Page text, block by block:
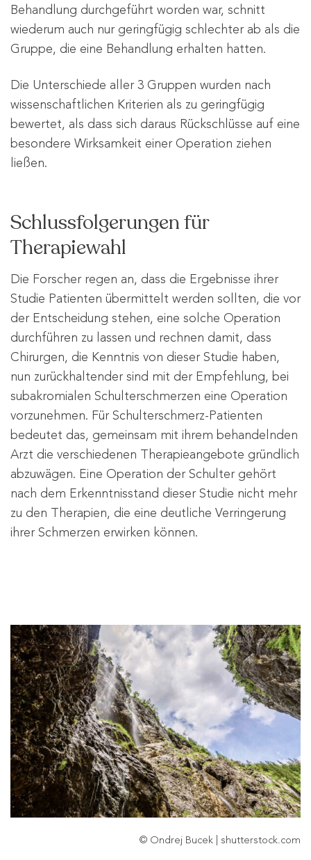
Behandlung durchgeführt worden war, schnitt
wiederum auch nur geringfügig schlechter ab als die
Gruppe, die eine Behandlung erhalten hatten.
Die Unterschiede aller 3 Gruppen wurden nach
wissenschaftlichen Kriterien als zu geringfügig
bewertet, als dass sich daraus Rückschlüsse auf eine
besondere Wirksamkeit einer Operation ziehen
ließen.
Schlussfolgerungen für
Therapiewahl
Die Forscher regen an, dass die Ergebnisse ihrer
Studie Patienten übermittelt werden sollten, die vor
der Entscheidung stehen, eine solche Operation
durchführen zu lassen und rechnen damit, dass
Chirurgen, die Kenntnis von dieser Studie haben,
nun zurückhaltender sind mit der Empfehlung, bei
subakromialen Schulterschmerzen eine Operation
vorzunehmen. Für Schulterschmerz-Patienten
bedeutet das, gemeinsam mit ihrem behandelnden
Arzt die verschiedenen Therapieangebote gründlich
abzuwägen. Eine Operation der Schulter gehört
nach dem Erkenntnisstand dieser Studie nicht mehr
zu den Therapien, die eine deutliche Verringerung
ihrer Schmerzen erwirken können.
© Ondrej Bucek | shutterstock.com